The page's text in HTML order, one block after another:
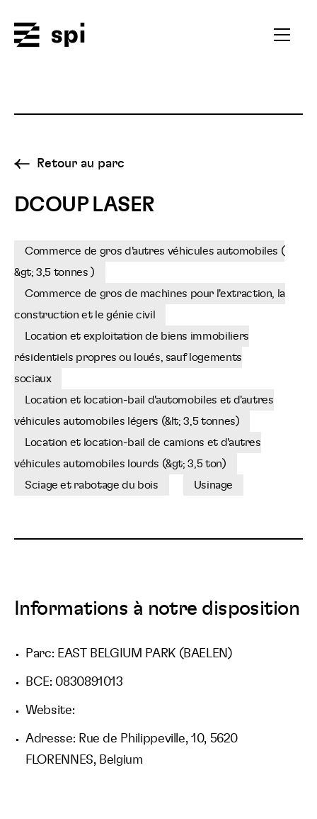
Ouvrir
Retour au parc
DCOUP LASER
Commerce de gros d'autres véhicules automobiles (
&gt; 3,5 tonnes )
Commerce de gros de machines pour l'extraction, la
construction et le génie civil
Location et exploitation de biens immobiliers
résidentiels propres ou loués, sauf logements
sociaux
Location et location-bail d'automobiles et d'autres
véhicules automobiles légers (&lt; 3,5 tonnes)
Location et location-bail de camions et d'autres
véhicules automobiles lourds (&gt; 3,5 ton)
Sciage et rabotage du bois
Usinage
Informations à notre disposition
Parc: EAST BELGIUM PARK (BAELEN)
BCE: 0830891013
Website:
Adresse: Rue de Philippeville, 10, 5620
FLORENNES, Belgium